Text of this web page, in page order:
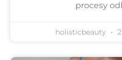
procesy
holisticbeauty